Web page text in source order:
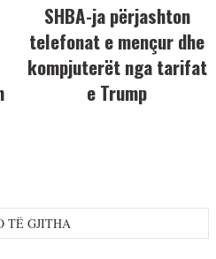
SHBA-ja përjashton
telefonat e mençur dhe
kompjuterët nga tarifat
e Trump
TË GJITHA